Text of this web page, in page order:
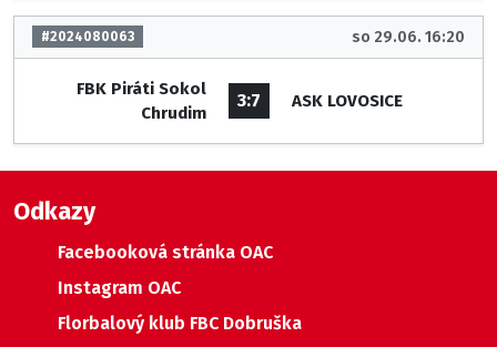
#2024080063 so 29.06. 16:20
FBK Piráti Sokol
Chrudim
3:7 ASK LOVOSICE
Odkazy
Facebooková stránka OAC
Instagram OAC
Florbalový klub FBC Dobruška